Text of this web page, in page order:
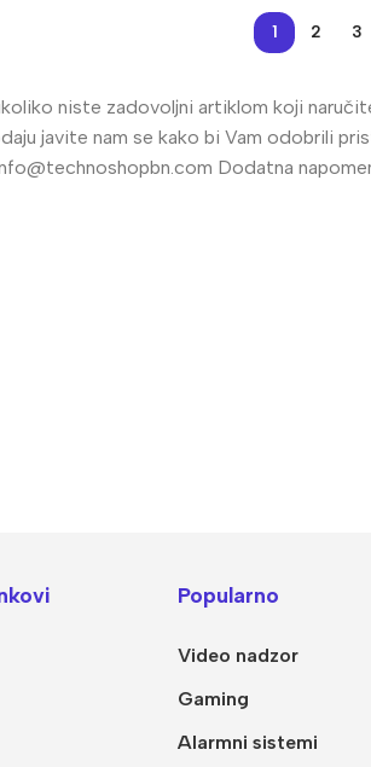
1 2 3
niste zadovoljni artiklom koji
javite nam se kako bi Vam odobrili
Dodatna
Popularno
Video nadzor
Gaming
Alarmni sistemi